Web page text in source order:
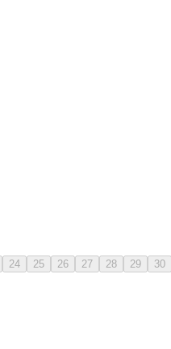
24 25 26 27 28 29 30